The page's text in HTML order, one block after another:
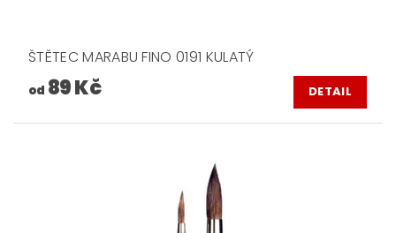
ŠTĚTEC MARABU FINO 0191 KULATÝ
od 89 Kč DETAIL